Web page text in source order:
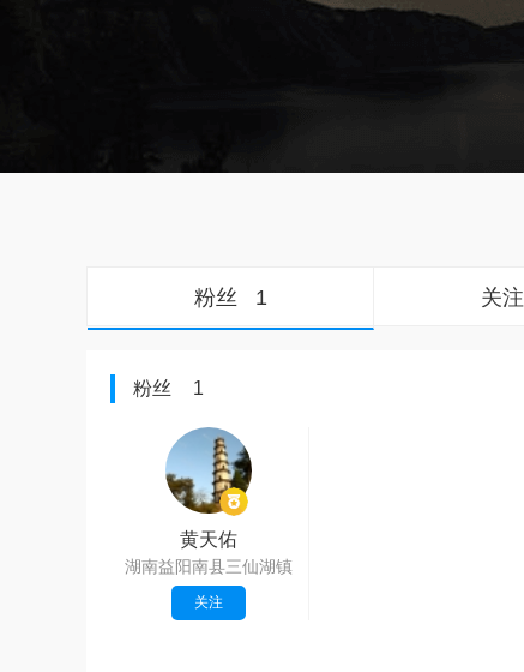
粉丝 1 关注
粉丝 1
黄天佑
湖南益阳南县三仙湖镇
关注